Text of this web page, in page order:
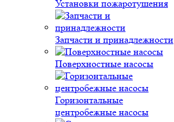
Установки пожаротушения
Запчасти и принадлежности
Поверхностные насосы
Горизонтальные
центробежные насосы